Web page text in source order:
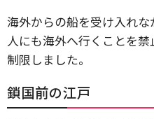
海外からの船を受け入れ
人にも海外へ行くことを
制限しました。
鎖国前の江戸